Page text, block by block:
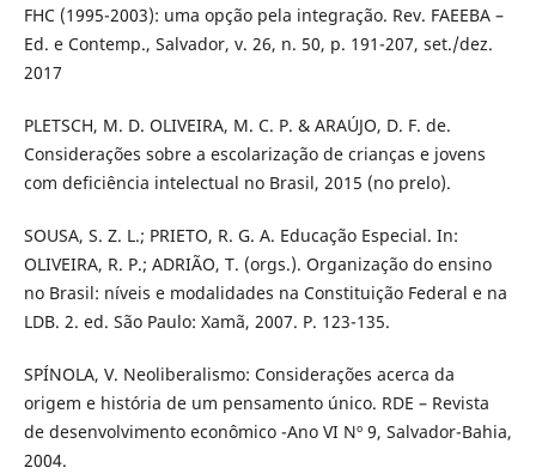
FHC (1995-2003): uma opção pela integração. Rev. FAEEBA –
Ed. e Contemp., Salvador, v. 26, n. 50, p. 191-207, set./dez.
2017
PLETSCH, M. D. OLIVEIRA, M. C. P. & ARAÚJO, D. F. de.
Considerações sobre a escolarização de crianças e jovens
com deficiência intelectual no Brasil, 2015 (no prelo).
SOUSA, S. Z. L.; PRIETO, R. G. A. Educação Especial. In:
OLIVEIRA, R. P.; ADRIÃO, T. (orgs.). Organização do ensino
no Brasil: níveis e modalidades na Constituição Federal e na
LDB. 2. ed. São Paulo: Xamã, 2007. P. 123-135.
SPÍNOLA, V. Neoliberalismo: Considerações acerca da
origem e história de um pensamento único. RDE – Revista
de desenvolvimento econômico -Ano VI Nº 9, Salvador-Bahia,
2004.